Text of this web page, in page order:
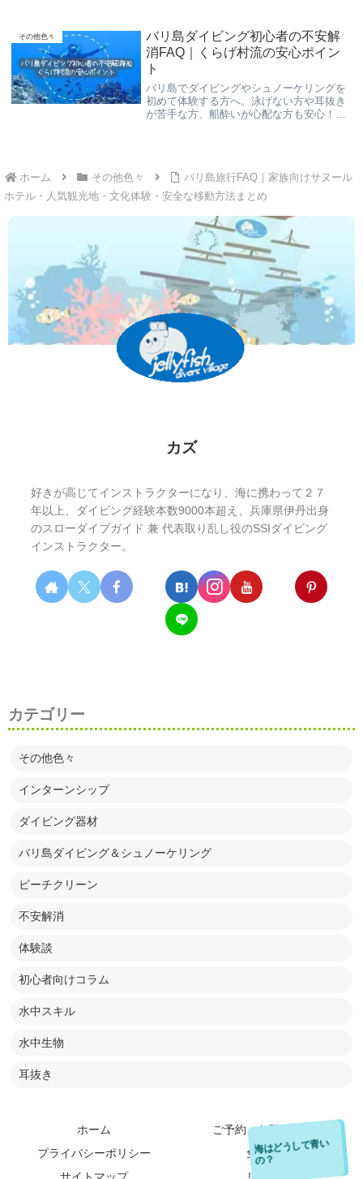
その他色々
バリ島ダイビング初心者の不安解
消FAQ｜くらげ村流の安心ポイン
ト
バリ島でダイビングやシュノーケリングを
初めて体験する方へ。泳げない方や耳抜き
が苦手な方、船酔いが心配な方も安心！く
ホーム
その他色々
バリ島旅行FAQ｜家族向けサヌール
ホテル・人気観光地・文化体験・安全な移動方法まとめ
カズ
好きが高じてインストラクターになり、海に携わって２７
年以上、ダイビング経験本数9000本超え、兵庫県伊丹出身
のスローダイブガイド 兼 代表取り乱し役のSSIダイビング
インストラクター。
カテゴリー
その他色々
インターンシップ
ダイビング器材
バリ島ダイビング＆シュノーケリング
ビーチクリーン
不安解消
体験談
初心者向けコラム
水中スキル
水中生物
耳抜き
ホーム
ご予約・お問い合わせ
プライバシーポリシー
免責事項
海はどうして青い
の？
水が赤い光を吸収
し、青い光が散乱す